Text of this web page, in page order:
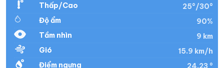
Thấp/Cao
25°/30°
Độ ẩm
90%
Tầm nhìn
9 km
Gió
15.9 km/h
Điểm ngưng
24.23 °